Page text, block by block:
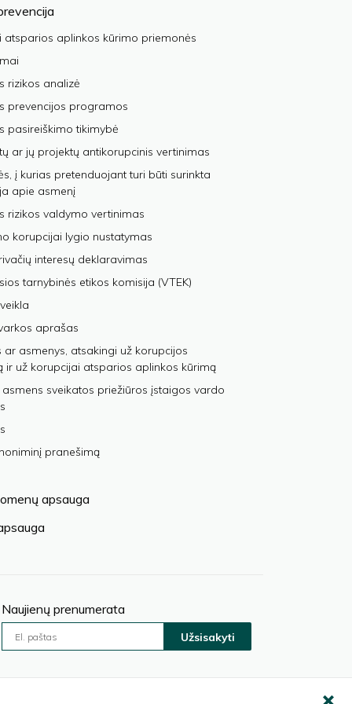
atsparios aplinkos kūrimo priemonės
rizikos analizė
prevencijos programos
pasireiškimo tikimybė
ar jų projektų antikorupcinis vertinimas
į kurias pretenduojant turi būti surinkta
apie asmenį
rizikos valdymo vertinimas
korupcijai lygio nustatymas
interesų deklaravimas
tarnybinės etikos komisija (VTEK)
aprašas
ar asmenys, atsakingi už korupcijos
ir už korupcijai atsparios aplinkos kūrimą
sveikatos priežiūros įstaigos vardo
pranešimą
apsauga
Naujienų prenumerata
Užsisakyti